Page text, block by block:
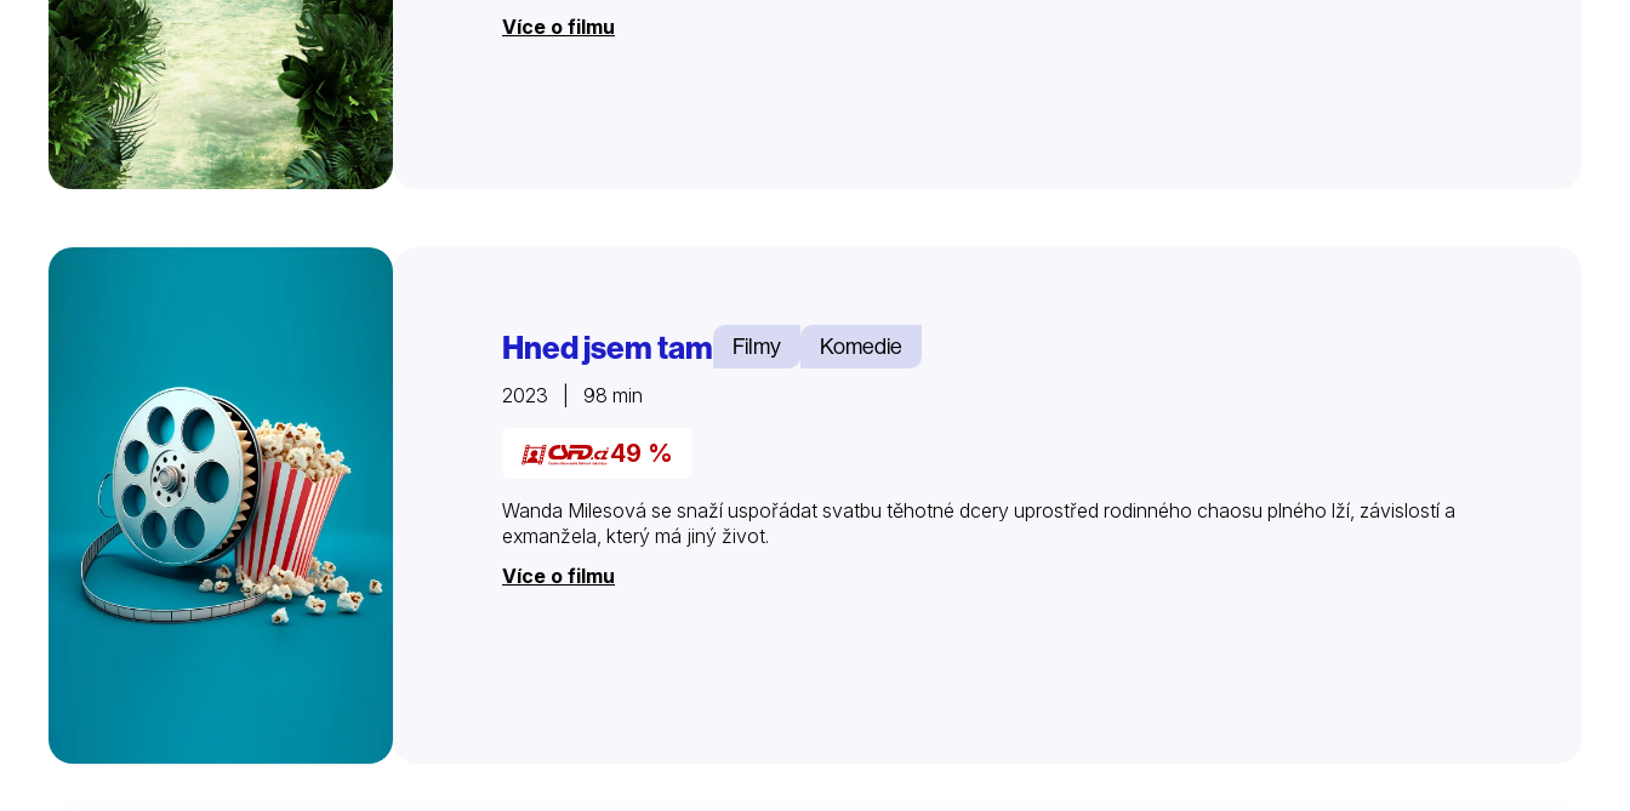
Více o filmu
Hned jsem tam Filmy Komedie
2023 | 98 min
49 %
Wanda Milesová se snaží uspořádat svatbu těhotné dcery uprostřed rodinného chaosu plného lží, závislostí a
exmanžela, který má jiný život.
Více o filmu